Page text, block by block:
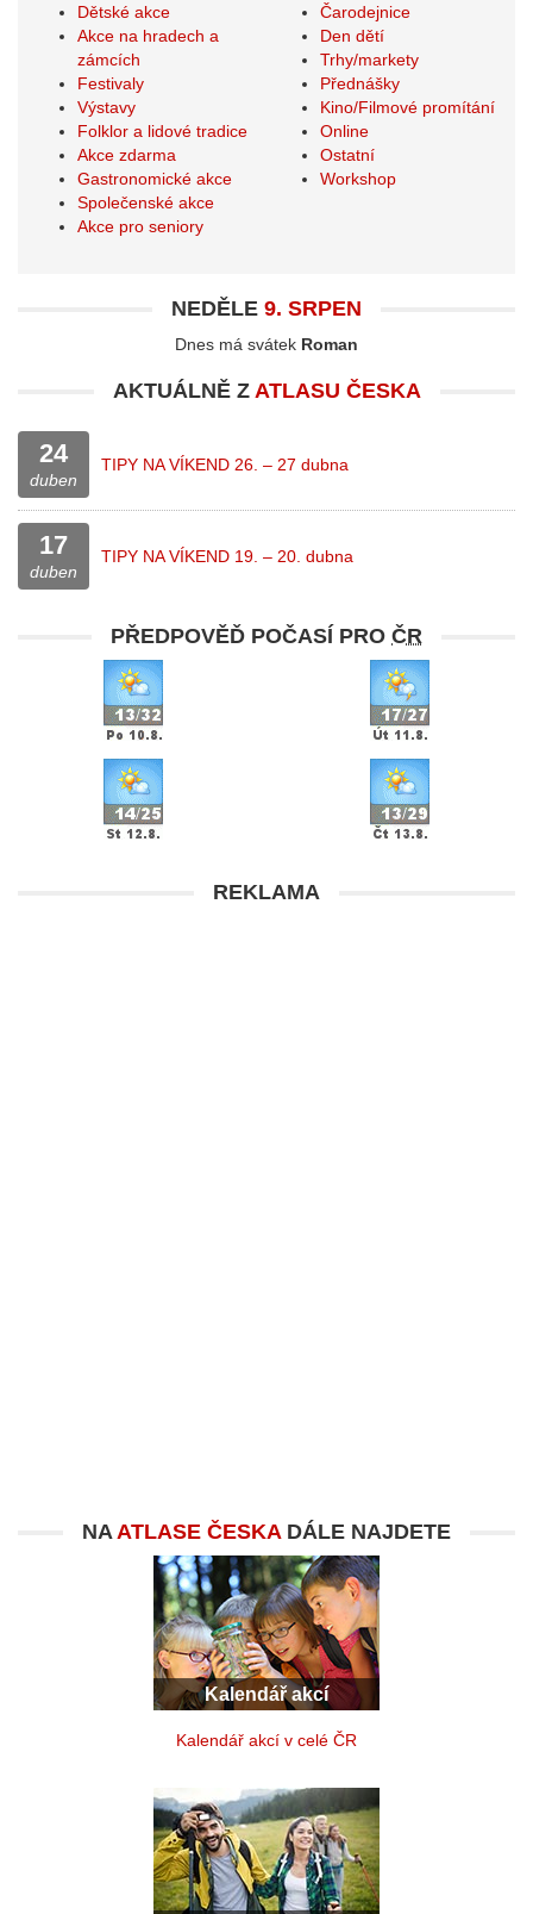
Dětské akce
Akce na hradech a
zámcích
Festivaly
Výstavy
Folklor a lidové tradice
Akce zdarma
Gastronomické akce
Společenské akce
Akce pro seniory
Čarodejnice
Den dětí
Trhy/markety
Přednášky
Kino/Filmové promítání
Online
Ostatní
Workshop
NEDĚLE 9. SRPEN
Dnes má svátek Roman
AKTUÁLNĚ Z ATLASU ČESKA
24
duben
TIPY NA VÍKEND 26. – 27 dubna
17
duben
TIPY NA VÍKEND 19. – 20. dubna
PŘEDPOVĚĎ POČASÍ PRO ČR
REKLAMA
NAATLASE ČESKADÁLE NAJDETE
Kalendář akcí
Kalendář akcí v celé ČR